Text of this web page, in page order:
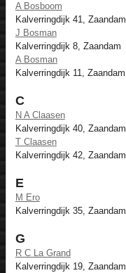
A Bosboom
Kalverringdijk 41, Zaandam
J Bosman
Kalverringdijk 8, Zaandam
A Bosman
Kalverringdijk 11, Zaandam
C
N A Claasen
Kalverringdijk 40, Zaandam
T Claasen
Kalverringdijk 42, Zaandam
E
M Ero
Kalverringdijk 35, Zaandam
G
R C La Grand
Kalverringdijk 19, Zaandam